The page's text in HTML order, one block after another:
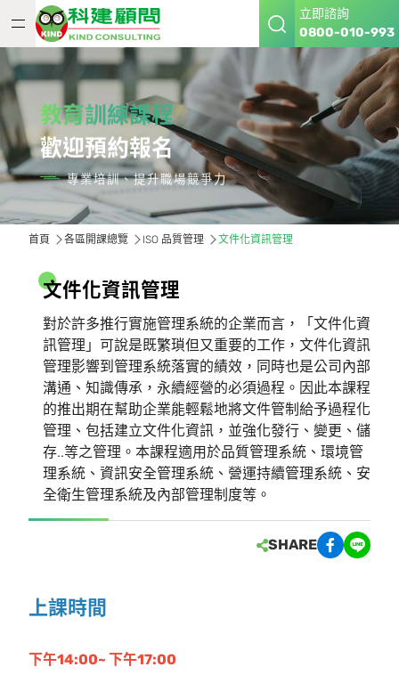
立即諮詢
0800-010-993
教育訓練課程
歡迎預約報名
專業培訓、提升職場競爭力
首頁 各區開課總覽 ISO 品質管理 文件化資訊管理
文件化資訊管理
對於許多推行實施管理系統的企業而言，「文件化資
訊管理」可說是既繁瑣但又重要的工作，文件化資訊
管理影響到管理系統落實的績效，同時也是公司內部
溝通、知識傳承，永續經營的必須過程。因此本課程
的推出期在幫助企業能輕鬆地將文件管制給予過程化
管理、包括建立文件化資訊，並強化發行、變更、儲
存..等之管理。本課程適用於品質管理系統、環境管
理系統、資訊安全管理系統、營運持續管理系統、安
全衛生管理系統及內部管理制度等。
SHARE
上課時間
下午14:00~ 下午17:00